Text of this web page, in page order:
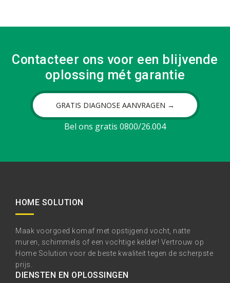
Contacteer ons voor een blijvende
oplossing mét garantie
GRATIS DIAGNOSE AANVRAGEN →
Bel ons gratis 0800/26.004
HOME SOLUTION
Maak voorgoed komaf met opstijgend vocht, natte
muren, schimmels of een vochtige kelder! Vertrouw op
Home Solution voor de beste kwaliteit tegen de scherpste
prijs.
DIENSTEN EN OPLOSSINGEN